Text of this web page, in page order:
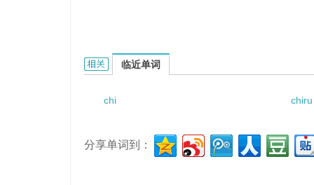
Chisoku的相关资料：
临近单词
chi chiru
分享单词到：